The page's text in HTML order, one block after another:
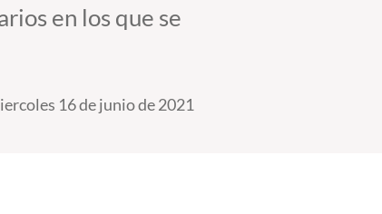
en los que se
16 de junio de 2021